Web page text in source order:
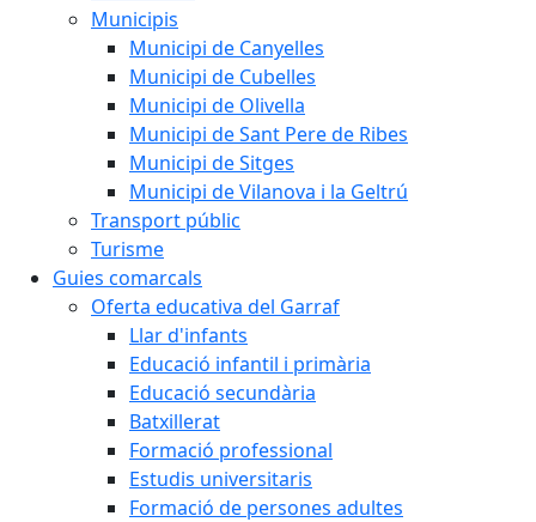
Municipis
Municipi de Canyelles
Municipi de Cubelles
Municipi de Olivella
Municipi de Sant Pere de Ribes
Municipi de Sitges
Municipi de Vilanova i la Geltrú
Transport públic
Turisme
Guies comarcals
Oferta educativa del Garraf
Llar d'infants
Educació infantil i primària
Educació secundària
Batxillerat
Formació professional
Estudis universitaris
Formació de persones adultes